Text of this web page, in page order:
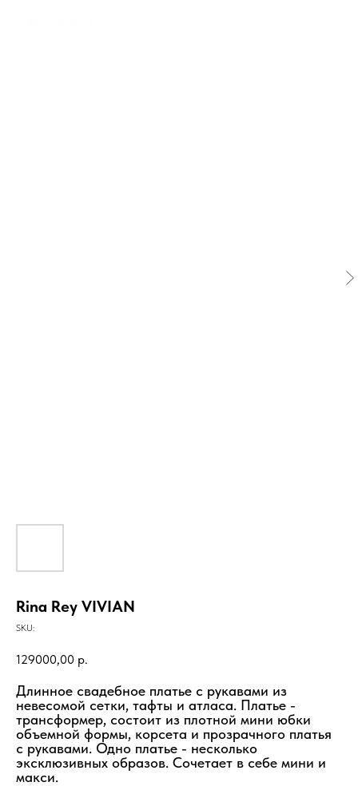
Rina Rey VIVIAN
SKU:
129000,00 р.
Длинное свадебное платье с рукавами из
невесомой сетки, тафты и атласа. Платье -
трансформер, состоит из плотной мини юбки
объемной формы, корсета и прозрачного платья
с рукавами. Одно платье - несколько
эксклюзивных образов. Сочетает в себе мини и
макси.